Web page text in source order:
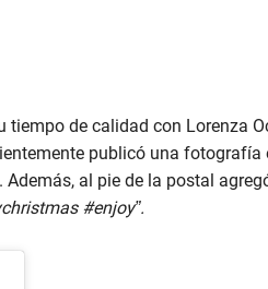
tiempo de calidad con Lorenza
publicó una
al pie de la postal
#enjoy”.